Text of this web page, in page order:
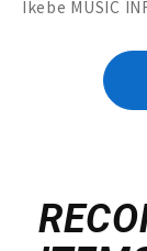
Ikebe MUSIC